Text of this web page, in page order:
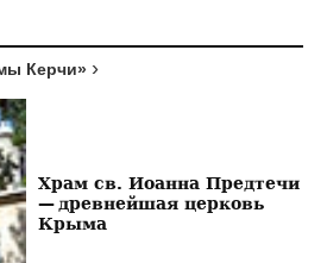
Керчи»
Храм св. Иоанна Предтечи
— древнейшая церковь
Крыма